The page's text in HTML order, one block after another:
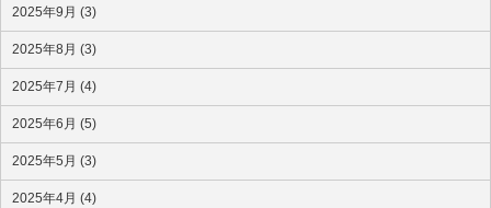
2025年9月 (3)
2025年8月 (3)
2025年7月 (4)
2025年6月 (5)
2025年5月 (3)
2025年4月 (4)